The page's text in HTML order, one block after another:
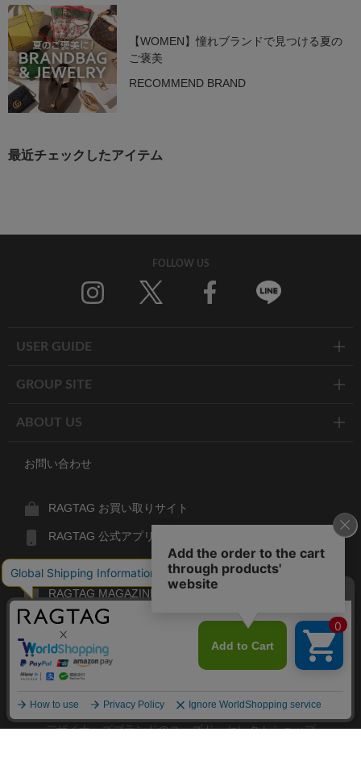
【WOMEN】憧れブランドで見つける夏の
ご褒美
RECOMMEND BRAND
最近チェックしたアイテム
FOLLOW US
USER GUIDE
GROUP SITE
ABOUT US
お問い合わせ
RAGTAG お買い取りサイト
RAGTAG 公式アプリ
RAGTAG MEMBER'S CARD
RAGTAG MAGAZINE
RAGTAG Global
RAGTAG
デザイナーズブランドのユーズド・セレクトショップ